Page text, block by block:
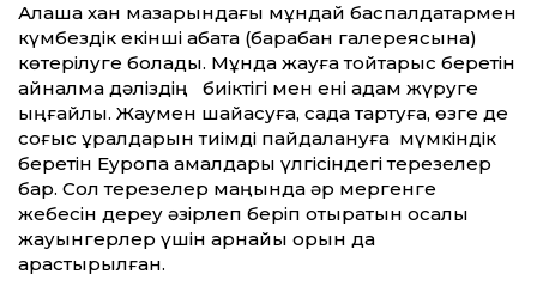
Алаша хан мазарындағы мұндай баспалдақтармен
күмбездік екінші қабатқа (барабан галереясына)
көтерілуге болады. Мұнда жауға тойтарыс беретін
айналма дәліздің биіктігі мен ені адам жүруге
ыңғайлы. Жаумен шайқасуға, садақ тартуға, өзге де
соғыс құралдарын тиімді пайдалануға мүмкіндік
беретін Еуропа қамалдары үлгісіндегі терезелер
бар. Сол терезелер маңында әр мергенге
жебесін дереу әзірлеп беріп отыратын қосалқы
жауынгерлер үшін арнайы орын да
қарастырылған.